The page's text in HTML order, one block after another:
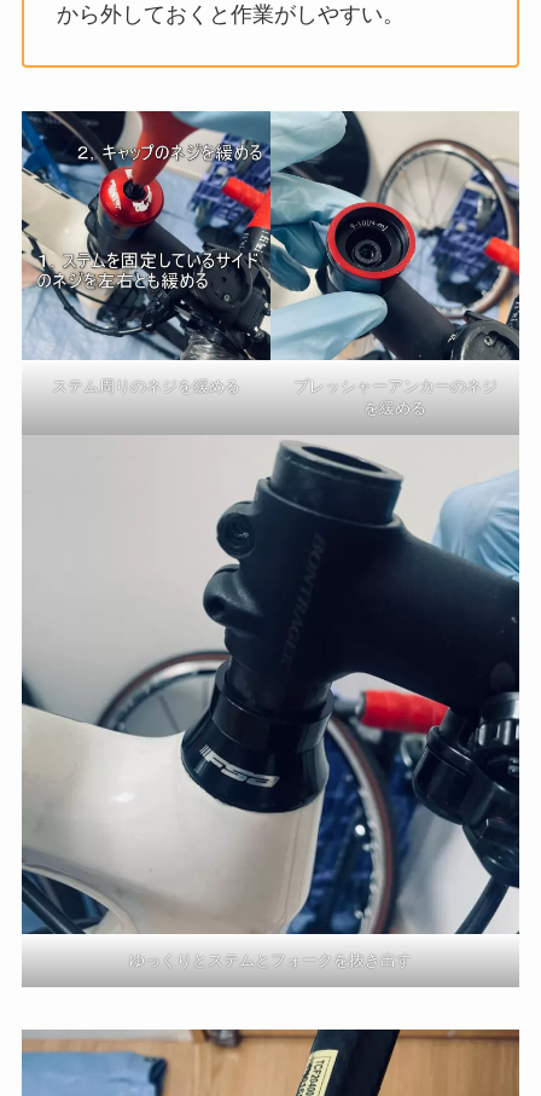
から外しておくと作業がしやすい。
ステム周りのネジを緩める
プレッシャーアンカーのネジ
を緩める
ゆっくりとステムとフォークを抜き出す